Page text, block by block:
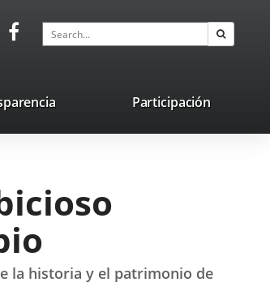
Link
application.
application.
Search
Participación
la historia y el patrimonio de